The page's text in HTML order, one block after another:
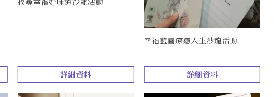
詳細資料
幸福藍圖療癒人生沙龍活動
詳細資料